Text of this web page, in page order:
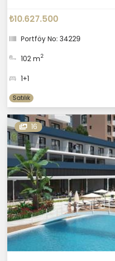
₺10.627.500
Portföy No: 34229
102 m2
1+1
Satılık
16